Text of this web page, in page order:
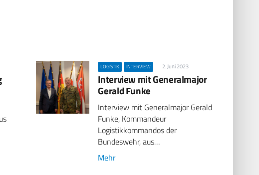
LOGISTIK INTERVIEW 2. Juni 2023
Interview mit Generalmajor
Gerald Funke
Interview mit Generalmajor Gerald
Funke, Kommandeur
Logistikkommandos der
Bundeswehr, aus…
Mehr